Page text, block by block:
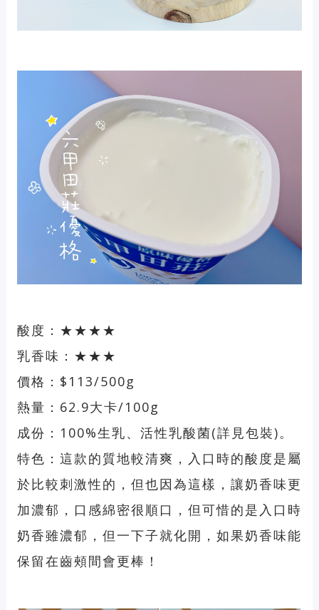
酸度：★★★★
乳香味：★★★
價格：$113/500g
熱量：62.9大卡/100g
成份：100%生乳、活性乳酸菌(詳見包裝)。
特色：這款的質地較清爽，入口時的酸度是屬
於比較刺激性的，但也因為這樣，讓奶香味更
加濃郁，口感綿密很順口，但可惜的是入口時
奶香雖濃郁，但一下子就化開，如果奶香味能
保留在齒頰間會更棒！